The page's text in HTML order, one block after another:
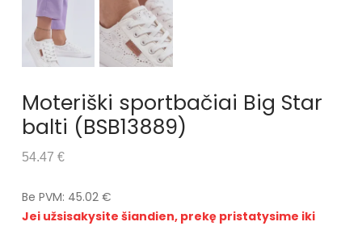
Moteriški sportbačiai Big Star
balti (BSB13889)
54.47 €
Be PVM: 45.02 €
Jei užsisakysite šiandien, prekę pristatysime iki